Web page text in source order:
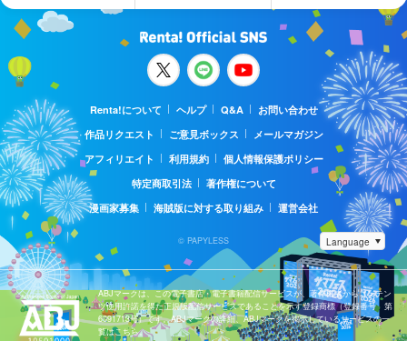
Renta!について ヘルプ Q&A
お問い合わせ
作品リクエスト
ご意見ボックス
メールマガジン
アフィリエイト
利用規約
個人情報保護ポリシー
特定商取引法
著作権について
漫画家募集
海賊版に対する取り組み 運営会社
© PAPYLESS
ABJマークは、この電子書店・電子書籍配信サービスが、著作権者からコンテン
ツ使用許諾を得た正規版配信サービスであることを示す登録商標（登録番号 第
6091713号）です。ABJマークの詳細、ABJマークを掲示しているサービスの一
覧はこちら。